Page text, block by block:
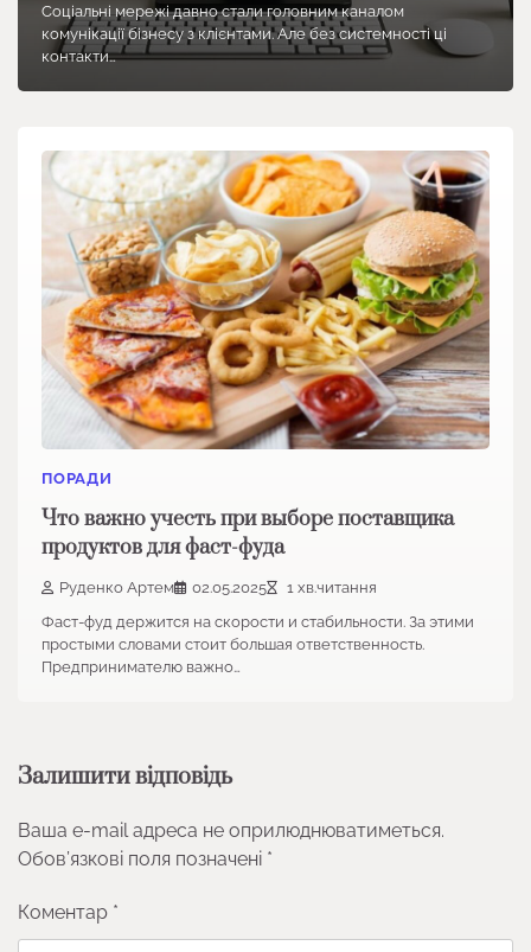
Соціальні мережі давно стали головним каналом
комунікації бізнесу з клієнтами. Але без системності ці
контакти…
ПОРАДИ
Что важно учесть при выборе поставщика
продуктов для фаст-фуда
Руденко Артем 02.05.2025
1 хв.читання
Фаст-фуд держится на скорости и стабильности. За этими
простыми словами стоит большая ответственность.
Предпринимателю важно…
Залишити відповідь
Ваша e-mail адреса не оприлюднюватиметься.
Обов’язкові поля позначені *
Коментар *